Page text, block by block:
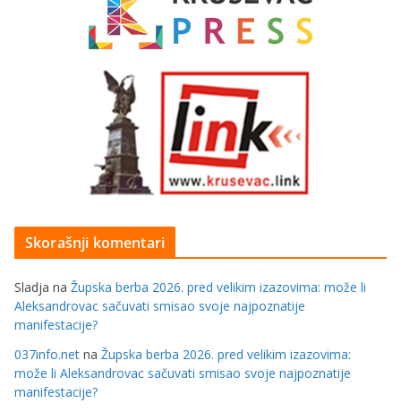
Skorašnji komentari
Sladja na Župska berba 2026. pred velikim izazovima: može li
Aleksandrovac sačuvati smisao svoje najpoznatije
manifestacije?
037info.net na Župska berba 2026. pred velikim izazovima:
može li Aleksandrovac sačuvati smisao svoje najpoznatije
manifestacije?